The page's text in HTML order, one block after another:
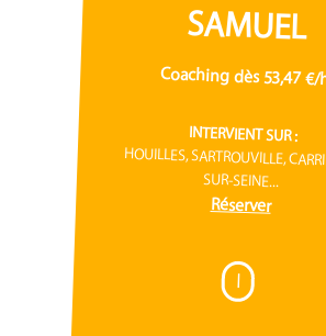
SAMUEL
Coaching dès 53,47 €/
INTERVIENT SUR :
HOUILLES, SARTROUVILLE,
SUR-SEINE...
Réserver
I